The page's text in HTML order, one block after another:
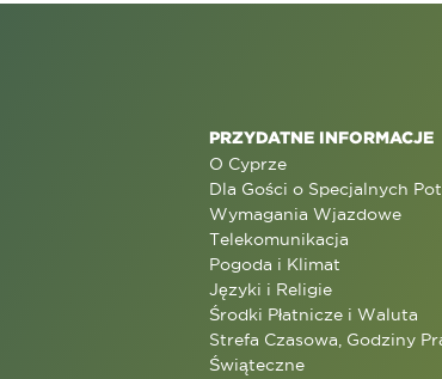
PRZYDATNE INFORMACJE
O Cyprze
Dla Gości o Specjalnych
Wymagania Wjazdowe
Telekomunikacja
Pogoda i Klimat
Języki i Religie
Środki Płatnicze i Waluta
Strefa Czasowa, Godziny
Świąteczne